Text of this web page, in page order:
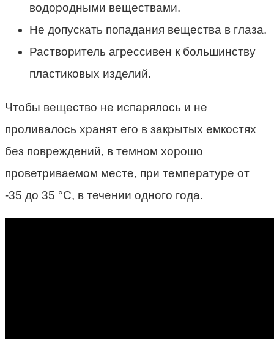
водородными веществами.
Не допускать попадания вещества в глаза.
Растворитель агрессивен к большинству
пластиковых изделий.
Чтобы вещество не испарялось и не
проливалось хранят его в закрытых емкостях
без повреждений, в темном хорошо
проветриваемом месте, при температуре от
-35 до 35 °С, в течении одного года.